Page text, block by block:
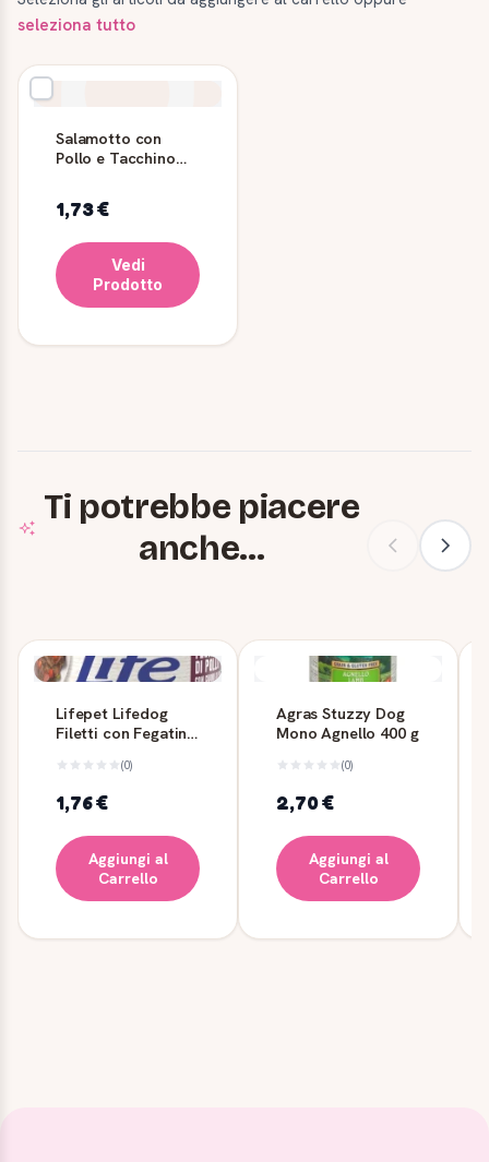
seleziona tutto
Salamotto con
Pollo e Tacchino
1,73 €
Vedi
Prodotto
Ti potrebbe piacere
anche...
Lifepet Lifedog
Filetti con Fegatini
g
(0)
1,76 €
Aggiungi al
Carrello
Agras Stuzzy Dog
Mono Agnello 400 g
(0)
2,70 €
Aggiungi al
Carrello